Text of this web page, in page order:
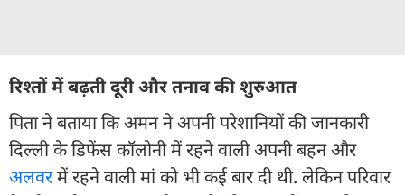
रिश्तों में बढ़ती दूरी और तनाव की शुरुआत
पिता ने बताया कि अमन ने अपनी परेशानियों की जानकारी
दिल्ली के डिफेंस कॉलोनी में रहने वाली अपनी बहन और
अलवरमें रहने वाली मां को भी कई बार दी थी. लेकिन परिवार